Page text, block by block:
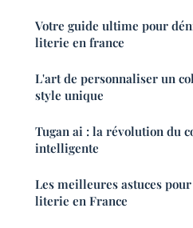
Votre guide ultime pour
literie en france
L'art de personnaliser un
style unique
Tugan ai : la révolution du
intelligente
Les meilleures astuces
literie en France